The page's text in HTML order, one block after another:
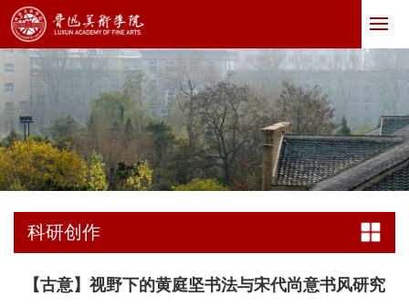
科研创作
【古意】视野下的黄庭坚书法与宋代尚意书风研究